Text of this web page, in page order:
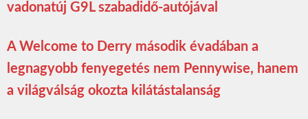
vadonatúj G9L szabadidő-autójával
A Welcome to Derry második évadában a
legnagyobb fenyegetés nem Pennywise, hanem
a világválság okozta kilátástalanság